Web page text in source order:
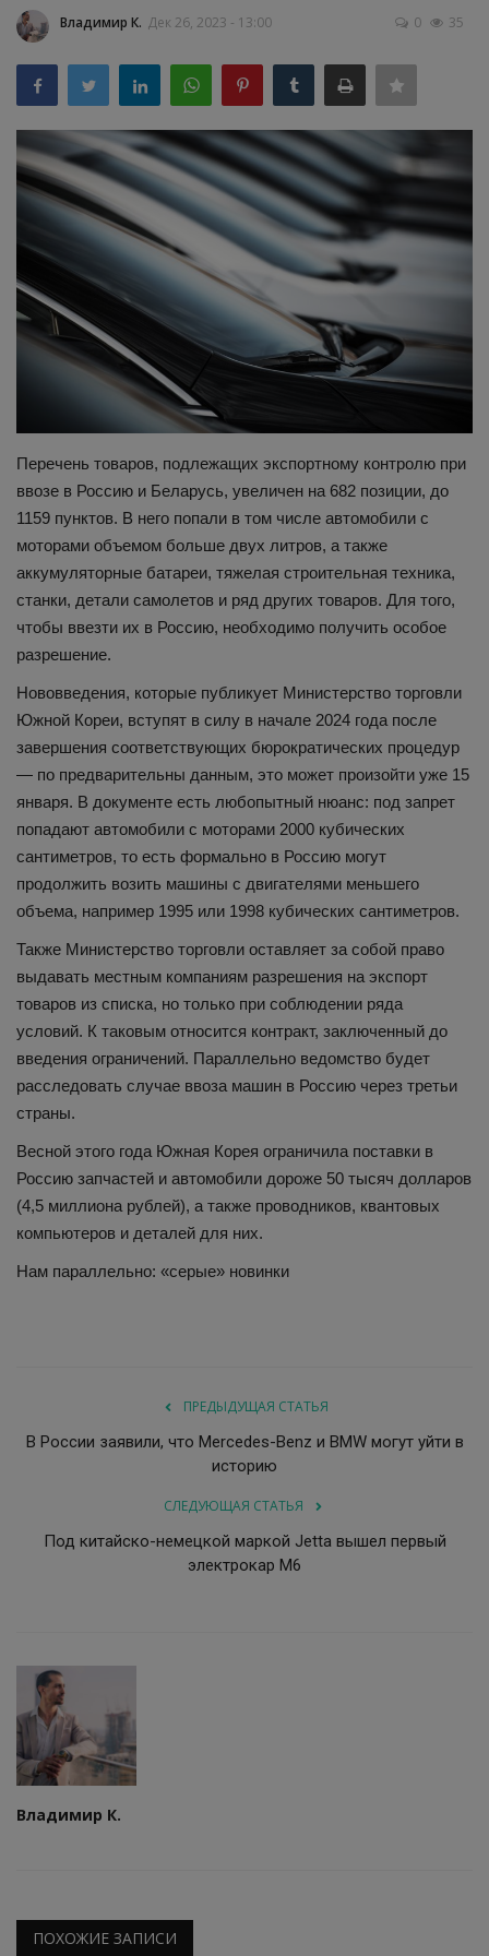
Здоровье
Наука и открытия
Владимир К. Дек 26, 2023 - 13:00 0 35
Перечень товаров, подлежащих экспортному контролю при
ввозе в Россию и Беларусь, увеличен на 682 позиции, до
1159 пунктов. В него попали в том числе автомобили с
моторами объемом больше двух литров, а также
аккумуляторные батареи, тяжелая строительная техника,
станки, детали самолетов и ряд других товаров. Для того,
чтобы ввезти их в Россию, необходимо получить особое
разрешение.
Нововведения, которые публикует Министерство торговли
Южной Кореи, вступят в силу в начале 2024 года после
завершения соответствующих бюрократических процедур
— по предварительны данным, это может произойти уже 15
января. В документе есть любопытный нюанс: под запрет
попадают автомобили с моторами 2000 кубических
сантиметров, то есть формально в Россию могут
продолжить возить машины с двигателями меньшего
объема, например 1995 или 1998 кубических сантиметров.
Также Министерство торговли оставляет за собой право
выдавать местным компаниям разрешения на экспорт
товаров из списка, но только при соблюдении ряда
условий. К таковым относится контракт, заключенный до
введения ограничений. Параллельно ведомство будет
расследовать случае ввоза машин в Россию через третьи
страны.
Весной этого года Южная Корея ограничила поставки в
Россию запчастей и автомобили дороже 50 тысяч долларов
(4,5 миллиона рублей), а также проводников, квантовых
компьютеров и деталей для них.
Нам параллельно: «серые» новинки
ПРЕДЫДУЩАЯ СТАТЬЯ
В России заявили, что Mercedes-Benz и BMW могут уйти в
историю
СЛЕДУЮЩАЯ СТАТЬЯ
Под китайско-немецкой маркой Jetta вышел первый
электрокар M6
Владимир К.
ПОХОЖИЕ ЗАПИСИ